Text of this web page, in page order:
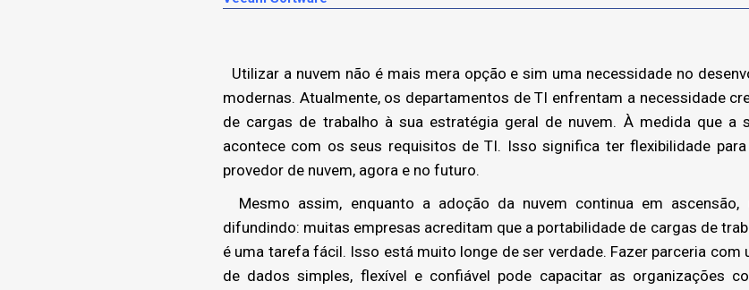
Utilizar a nuvem não é mais mera opção e sim uma necessidade no
modernas. Atualmente, os departamentos de TI enfrentam a necessidade
de cargas de trabalho à sua estratégia geral de nuvem. À medida que a
acontece com os seus requisitos de TI. Isso significa ter flexibilidade
provedor de nuvem, agora e no futuro.
Mesmo assim, enquanto a adoção da nuvem continua em
difundindo: muitas empresas acreditam que a portabilidade de cargas de
é uma tarefa fácil. Isso está muito longe de ser verdade. Fazer parceria
de dados simples, flexível e confiável pode capacitar as organizações